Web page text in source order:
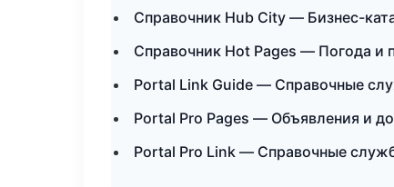
Справочник Hub City — Бизнес-
Справочник Hot Pages — Погода и
Portal Link Guide — Справочные
Portal Pro Pages — Объявления и
Portal Pro Link — Справочные